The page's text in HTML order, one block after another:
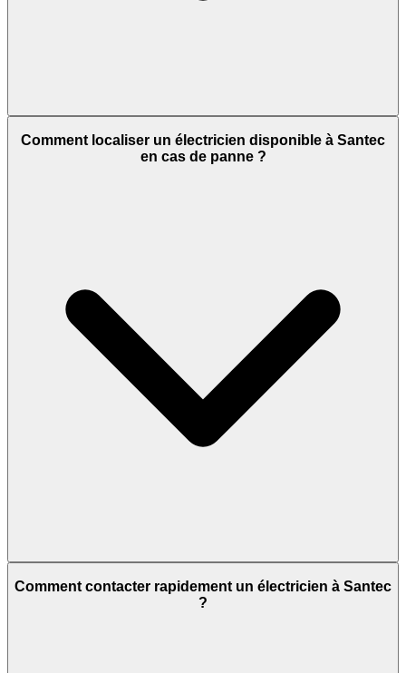
Comment localiser un électricien disponible à Santec
en cas de panne ?
Comment contacter rapidement un électricien à Santec
?